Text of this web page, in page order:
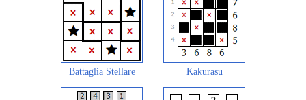
Battaglia Stellare Kakurasu